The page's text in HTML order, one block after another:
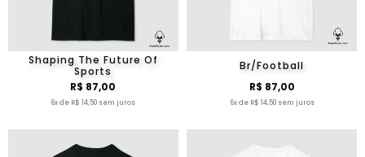
Shaping The Future Of
Sports
R$ 87,00
6x de R$ 14,50 sem juros
Br/Football
R$ 87,00
6x de R$ 14,50 sem juros